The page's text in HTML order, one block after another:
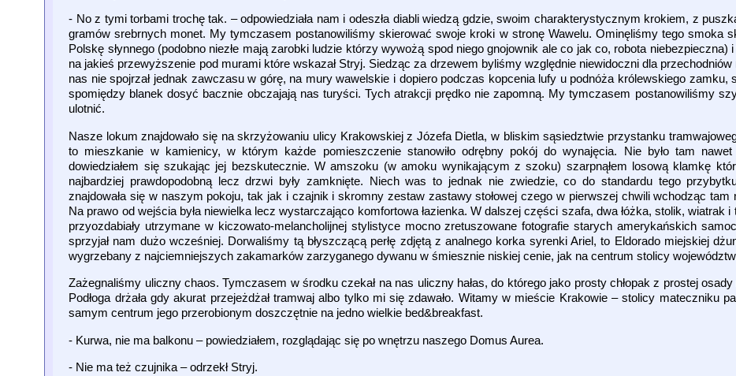
- No z tymi torbami trochę tak. – odpowiedziała nam i odeszła diabli wiedzą gdzie, swoim charakterystycznym krokiem, z
gramów srebrnych monet. My tymczasem postanowiliśmy skierować swoje kroki w stronę Wawelu. Ominęliśmy tego smoka
Polskę słynnego (podobno niezłe mają zarobki ludzie którzy wywożą spod niego gnojownik ale co jak co, robota niebezpieczna)
na jakieś przewyższenie pod murami które wskazał Stryj. Siedząc za drzewem byliśmy względnie niewidoczni dla przechodniów
nas nie spojrzał jednak zawczasu w górę, na mury wawelskie i dopiero podczas kopcenia lufy u podnóża królewskiego zamku,
spomiędzy blanek dosyć bacznie obczajają nas turyści. Tych atrakcji prędko nie zapomną. My tymczasem postanowiliśmy
ulotnić.
Nasze lokum znajdowało się na skrzyżowaniu ulicy Krakowskiej z Józefa Dietla, w bliskim sąsiedztwie przystanku
to mieszkanie w kamienicy, w którym każde pomieszczenie stanowiło odrębny pokój do wynajęcia. Nie było tam
dowiedziałem się szukając jej bezskutecznie. W amszoku (w amoku wynikającym z szoku) szarpnąłem losową klamkę
najbardziej prawdopodobną lecz drzwi były zamknięte. Niech was to jednak nie zwiedzie, co do standardu tego
znajdowała się w naszym pokoju, tak jak i czajnik i skromny zestaw zastawy stołowej czego w pierwszej chwili wchodząc tam
Na prawo od wejścia była niewielka lecz wystarczająco komfortowa łazienka. W dalszej części szafa, dwa łóżka, stolik, wiatrak i
przyozdabiały utrzymane w kiczowato-melancholijnej stylistyce mocno zretuszowane fotografie starych amerykańskich
sprzyjał nam dużo wcześniej. Dorwaliśmy tą błyszczącą perłę zdjętą z analnego korka syrenki Ariel, to Eldorado miejskiej
wygrzebany z najciemniejszych zakamarków zarzyganego dywanu w śmiesznie niskiej cenie, jak na centrum stolicy
Zażegnaliśmy uliczny chaos. Tymczasem w środku czekał na nas uliczny hałas, do którego jako prosty chłopak z prostej osady
Podłoga drżała gdy akurat przejeżdżał tramwaj albo tylko mi się zdawało. Witamy w mieście Krakowie – stolicy mateczniku
samym centrum jego przerobionym doszczętnie na jedno wielkie bed&breakfast.
- Kurwa, nie ma balkonu – powiedziałem, rozglądając się po wnętrzu naszego Domus Aurea.
- Nie ma też czujnika – odrzekł Stryj.